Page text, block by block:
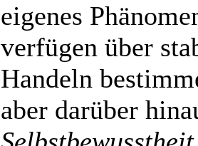
eigenes
verfügen über
Handeln
aber darüber